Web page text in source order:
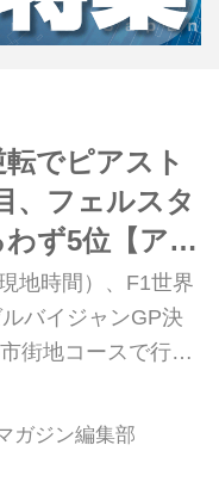
でピアスト
、フェルスタ
ず5位【アゼ
決勝】
地時間）、F1世界
バイジャンGP決
街地コースで行わ
オスカー・ピアス
はフェラーリのシ
、3位にはメルセ
ガジン編集部